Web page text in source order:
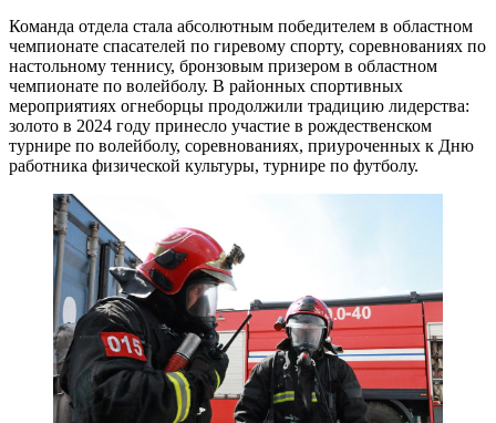
Команда отдела стала абсолютным победителем в областном
чемпионате спасателей по гиревому спорту, соревнованиях по
настольному теннису, бронзовым призером в областном
чемпионате по волейболу. В районных спортивных
мероприятиях огнеборцы продолжили традицию лидерства:
золото в 2024 году принесло участие в рождественском
турнире по волейболу, соревнованиях, приуроченных к Дню
работника физической культуры, турнире по футболу.